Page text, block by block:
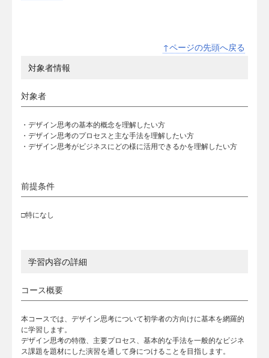
↑ページの先頭へ戻る
対象者情報
対象者
・デザイン思考の基本的概念を理解したい方
・デザイン思考のプロセスと主な手法を理解したい方
・デザイン思考がビジネスにどの様に活用できるかを理解したい方
前提条件
□特になし
学習内容の詳細
コース概要
本コースでは、デザイン思考について初学者の方向けに基本を網羅的
に学習します。
デザイン思考の特徴、主要プロセス、基本的な手法を一般的なビジネ
ス課題を題材にした演習を通して身につけることを目指します。